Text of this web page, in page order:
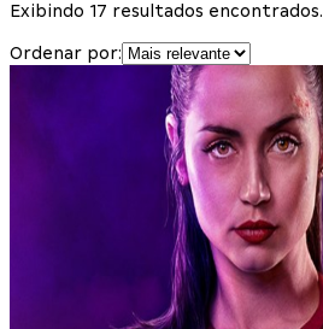
Exibindo 17 resultados encontrados.
Ordenar por: